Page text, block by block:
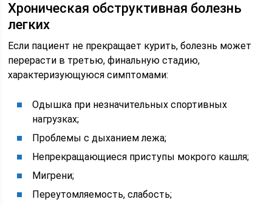
Хроническая обструктивная болезнь
легких
Если пациент не прекращает курить, болезнь может
перерасти в третью, финальную стадию,
характеризующуюся симптомами:
Одышка при незначительных спортивных
нагрузках;
Проблемы с дыханием лежа;
Непрекращающиеся приступы мокрого кашля;
Мигрени;
Переутомляемость, слабость;